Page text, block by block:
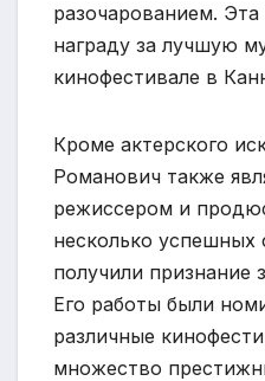
разочарованием.
награду за лучшую
кинофестивале в
Кроме актерского
Романович также
режиссером и
несколько
получили признание
Его работы были
различные
множество